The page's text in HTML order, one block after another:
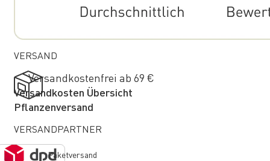
VERSAND
Versandkostenfrei ab 69 €
Versandkosten Übersicht
Pflanzenversand
VERSANDPARTNER
Paketversand